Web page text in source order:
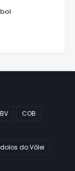
COB
do Vôlei